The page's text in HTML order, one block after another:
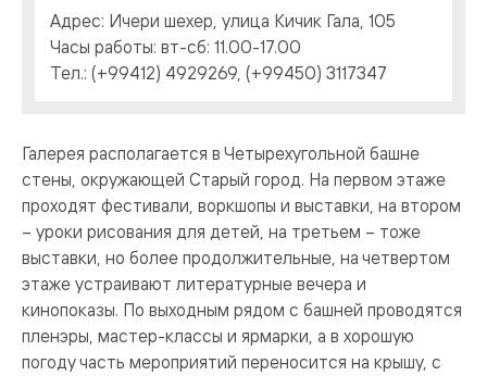
Адрес: Ичери шехер, улица Кичик Гала, 105
Часы работы: вт-сб: 11.00-17.00
Тел.: (+99412) 4929269, (+99450) 3117347
Галерея располагается в Четырехугольной башне
стены, окружающей Старый город. На первом этаже
проходят фестивали, воркшопы и выставки, на втором
– уроки рисования для детей, на третьем – тоже
выставки, но более продолжительные, на четвертом
этаже устраивают литературные вечера и
кинопоказы. По выходным рядом с башней проводятся
пленэры, мастер-классы и ярмарки, а в хорошую
погоду часть мероприятий переносится на крышу, с